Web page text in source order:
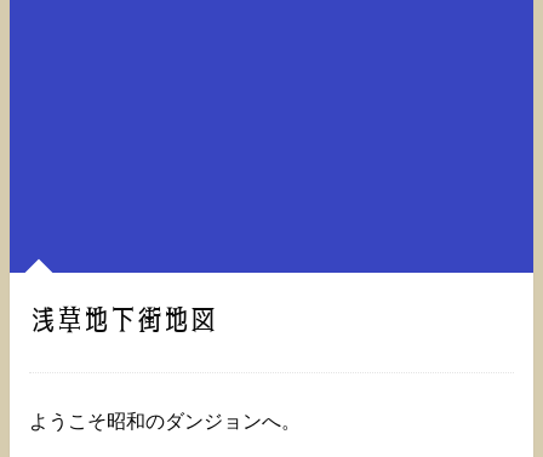
浅草地下街地図
ようこそ昭和のダンジョンへ。